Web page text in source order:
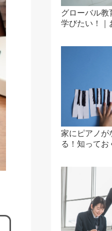
グローバル教
学びたい！｜
家にピアノが
る！知ってお